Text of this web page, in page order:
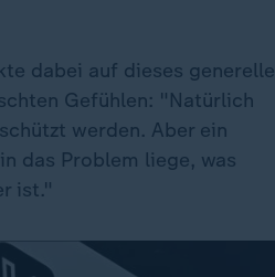
dabei auf dieses generelle
Gefühlen: "Natürlich
werden. Aber ein
das Problem liege, was
ist."